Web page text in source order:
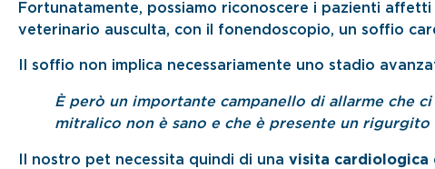
Fortunatamente, possiamo riconoscere i pazienti affetti
veterinario ausculta, con il fonendoscopio, un soffio
Il soffio non implica necessariamente uno stadio
È però un importante campanello di allarme che
mitralico non è sano e che è presente un rigurgito
Il nostro pet necessita quindi di una visita cardiologica